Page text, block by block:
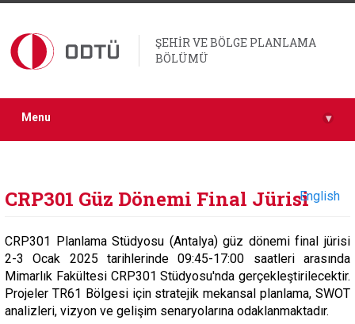
ŞEHİR VE BÖLGE PLANLAMA
BÖLÜMÜ
Menu ▾
CRP301 Güz Dönemi Final JürisiEnglish
CRP301 Planlama Stüdyosu (Antalya) güz dönemi final jürisi
2-3 Ocak 2025 tarihlerinde 09:45-17:00 saatleri arasında
Mimarlık Fakültesi CRP301 Stüdyosu'nda gerçekleştirilecektir.
Projeler TR61 Bölgesi için stratejik mekansal planlama, SWOT
analizleri, vizyon ve gelişim senaryolarına odaklanmaktadır.